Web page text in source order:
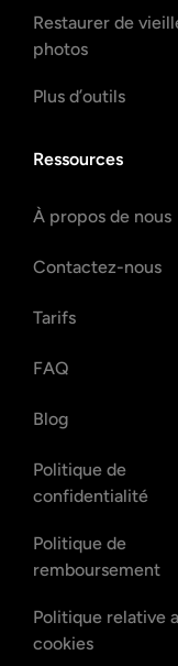
Restaurer de
photos
Plus d’outils
Ressources
À propos de nous
Contactez-nous
Tarifs
FAQ
Blog
Politique de
confidentialité
Politique de
remboursement
Politique relative
cookies